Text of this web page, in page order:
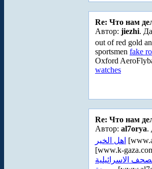
Re: Что нам
Автор: jiezhi.
out of red gold
sportsmen fake
Oxford
watches
Re: Что нам
Автор: al7orya.
اهل الخير
[www.k-
الاسرائيلية